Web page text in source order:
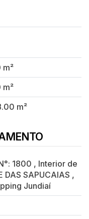
m²
m²
m²
1800 , Interior de
DAS SAPUCAIAS ,
Jundiaí